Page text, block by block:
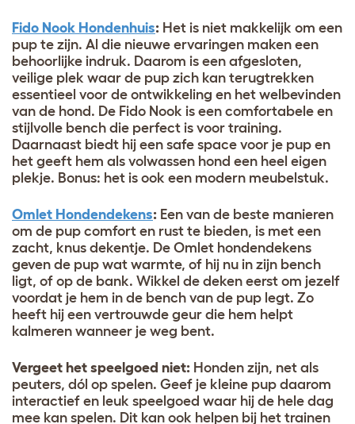
Fido Nook Hondenhuis: Het is niet makkelijk om een
pup te zijn. Al die nieuwe ervaringen maken een
behoorlijke indruk. Daarom is een afgesloten,
veilige plek waar de pup zich kan terugtrekken
essentieel voor de ontwikkeling en het welbevinden
van de hond. De Fido Nook is een comfortabele en
stijlvolle bench die perfect is voor training.
Daarnaast biedt hij een safe space voor je pup en
het geeft hem als volwassen hond een heel eigen
plekje. Bonus: het is ook een modern meubelstuk.
Omlet Hondendekens: Een van de beste manieren
om de pup comfort en rust te bieden, is met een
zacht, knus dekentje. De Omlet hondendekens
geven de pup wat warmte, of hij nu in zijn bench
ligt, of op de bank. Wikkel de deken eerst om jezelf
voordat je hem in de bench van de pup legt. Zo
heeft hij een vertrouwde geur die hem helpt
kalmeren wanneer je weg bent.
Vergeet het speelgoed niet: Honden zijn, net als
peuters, dól op spelen. Geef je kleine pup daarom
interactief en leuk speelgoed waar hij de hele dag
mee kan spelen. Dit kan ook helpen bij het trainen